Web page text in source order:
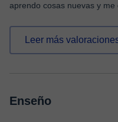
aprendo cosas nuevas y
Leer más
Enseño